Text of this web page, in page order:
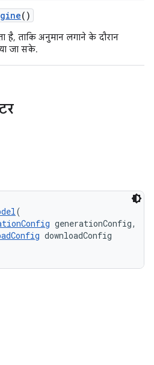
()
ताकि अनुमान लगाने के दौरान
जा सके.
(
generationConfig,
downloadConfig